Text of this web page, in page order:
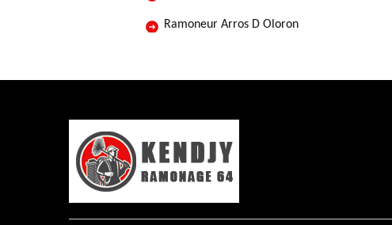
Ramoneur Arros D Oloron